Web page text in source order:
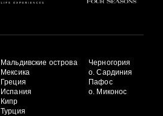
Мальдивские острова
Мексика
Греция
Испания
Кипр
Турция
Черногория
о. Сардиния
Пафос
о. Миконос